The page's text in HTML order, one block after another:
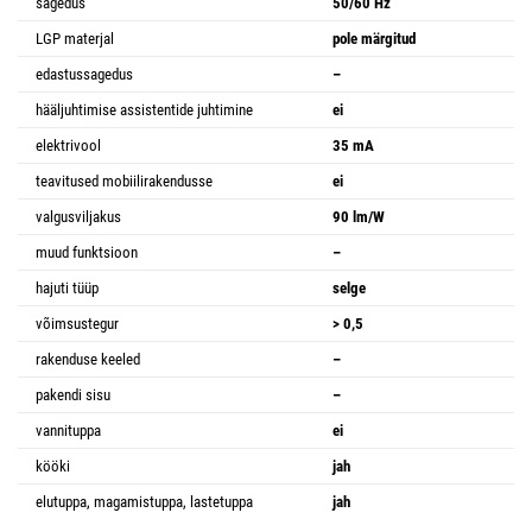
LGP materjal
pole märgitud
edastussagedus
–
hääljuhtimise assistentide juhtimine
ei
elektrivool
35 mA
teavitused mobiilirakendusse
ei
valgusviljakus
90 lm/W
muud funktsioon
–
hajuti tüüp
selge
võimsustegur
> 0,5
rakenduse keeled
–
pakendi sisu
–
vannituppa
ei
kööki
jah
elutuppa, magamistuppa, lastetuppa
jah